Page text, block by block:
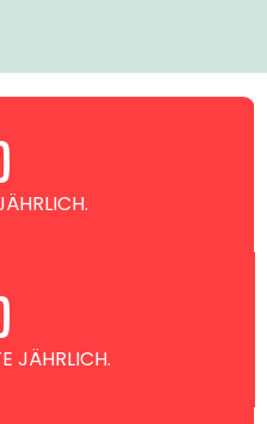
JÄHRLICH.